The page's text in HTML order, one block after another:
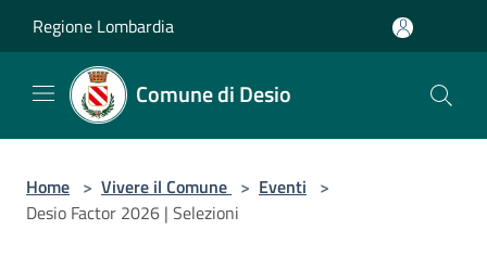
Regione Lombardia
Comune di Desio
Home > Vivere il Comune > Eventi >
Desio Factor 2026 | Selezioni